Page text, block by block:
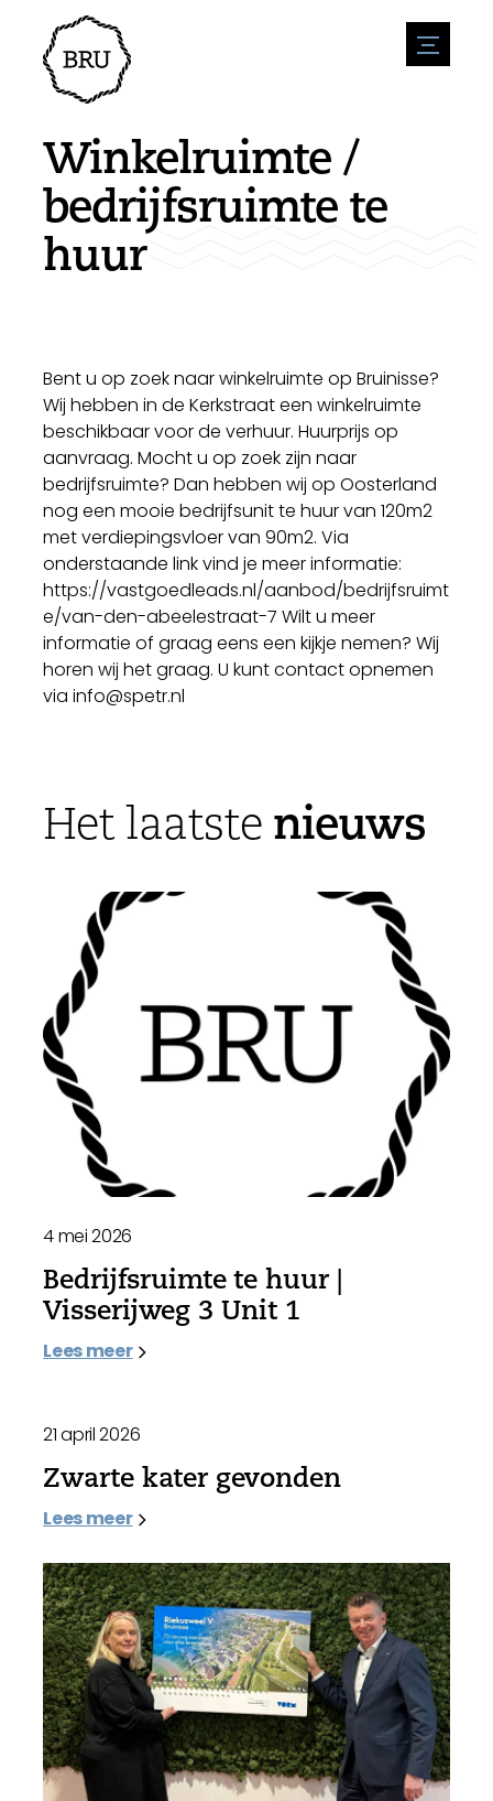
menu
Agenda
Evenement aanmelden
Overnachting
Winkels
Natuur en water
Sport
Bezienswaardigheden
Bereikbaarheid
Parkeren
Leefomgeving
Ondernemen
Vacatures
Winkelruimte /
bedrijfsruimte te
huur
Bent u op zoek naar winkelruimte op Bruinisse?
Wij hebben in de Kerkstraat een winkelruimte
beschikbaar voor de verhuur. Huurprijs op
aanvraag. Mocht u op zoek zijn naar
bedrijfsruimte? Dan hebben wij op Oosterland
nog een mooie bedrijfsunit te huur van 120m2
met verdiepingsvloer van 90m2. Via
onderstaande link vind je meer informatie:
https://vastgoedleads.nl/aanbod/bedrijfsruimt
e/van-den-abeelestraat-7 Wilt u meer
informatie of graag eens een kijkje nemen? Wij
horen wij het graag. U kunt contact opnemen
via info@spetr.nl
Het laatste nieuws
4 mei 2026
Bedrijfsruimte te huur |
Visserijweg 3 Unit 1
Lees meer
21 april 2026
Zwarte kater gevonden
Lees meer